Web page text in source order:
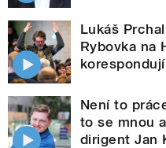
Lukáš
Rybovka na
Není to
to se mnou
dirigent Jan